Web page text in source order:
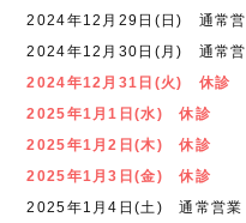
2024年12月29日(日) 通常
2024年12月30日(月) 通常
2024年12月31日(火) 休診
2025年1月1日(水) 休診
2025年1月2日(木) 休診
2025年1月3日(金) 休診
2025年1月4日(土) 通常営業